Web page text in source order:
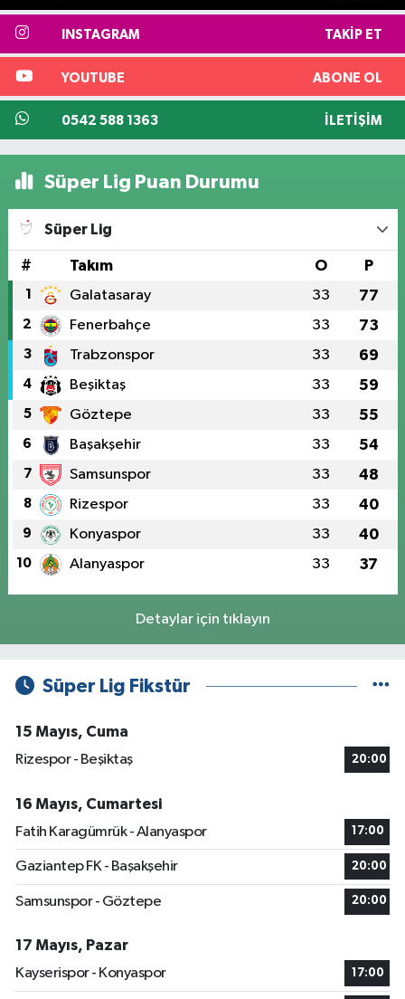
INSTAGRAM TAKIP ET
YOUTUBE ABONE OL
0542 588 1363 İLETIŞIM
Süper Lig Puan Durumu
Süper Lig
# Takım O P
1 Galatasaray 33 77
2 Fenerbahçe 33 73
3 Trabzonspor 33 69
4 Beşiktaş 33 59
5 Göztepe 33 55
6 Başakşehir 33 54
7 Samsunspor 33 48
8 Rizespor 33 40
9 Konyaspor 33 40
10 Alanyaspor 33 37
Detaylar için tıklayın
Süper Lig Fikstür
15 Mayıs, Cuma
Rizespor - Beşiktaş
20:00
16 Mayıs, Cumartesi
Fatih Karagümrük - Alanyaspor
17:00
Gaziantep FK - Başakşehir 20:00
Samsunspor - Göztepe 20:00
17 Mayıs, Pazar
Kayserispor - Konyaspor
17:00